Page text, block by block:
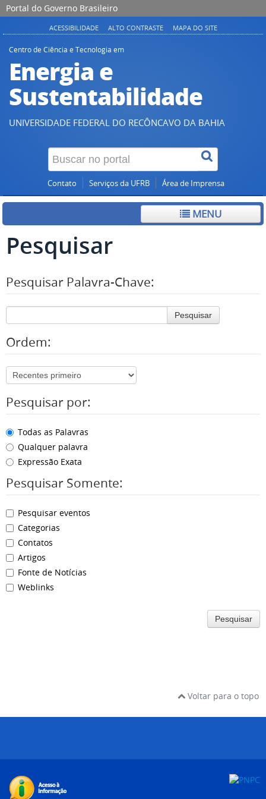
Portal do Governo Brasileiro
ACESSIBILIDADE ALTO CONTRASTE MAPA DO SITE
Centro de Ciência e Tecnologia em
Energia e
Sustentabilidade
UNIVERSIDADE FEDERAL DO RECÔNCAVO DA BAHIA
Contato Serviços da UFRB Área de Imprensa
MENU
Pesquisar
Pesquisar Palavra-Chave:
Pesquisar
Ordem:
Pesquisar por:
Todas as Palavras
Qualquer palavra
Expressão Exata
Pesquisar Somente:
Pesquisar eventos
Categorias
Contatos
Artigos
Fonte de Notícias
Weblinks
Pesquisar
Voltar para o topo